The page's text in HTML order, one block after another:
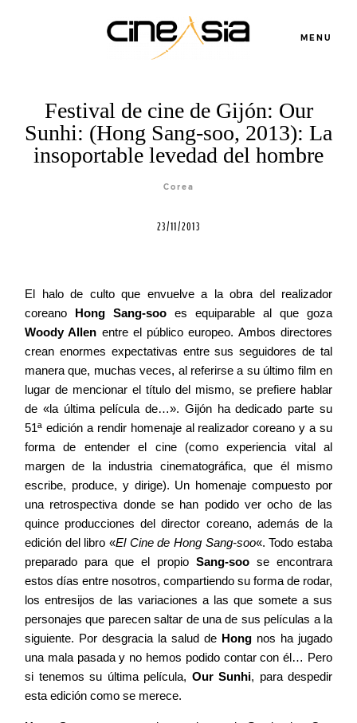
MENU
Festival de cine de Gijón: Our
Sunhi: (Hong Sang-soo, 2013): La
insoportable levedad del hombre
Corea
23/11/2013
El halo de culto que envuelve a la obra del realizador
coreano Hong Sang-soo es equiparable al que goza
Woody Allen entre el público europeo. Ambos directores
crean enormes expectativas entre sus seguidores de tal
manera que, muchas veces, al referirse a su último film en
lugar de mencionar el título del mismo, se prefiere hablar
de «la última película de…». Gijón ha dedicado parte su
51ª edición a rendir homenaje al realizador coreano y a su
forma de entender el cine (como experiencia vital al
margen de la industria cinematográfica, que él mismo
escribe, produce, y dirige). Un homenaje compuesto por
una retrospectiva donde se han podido ver ocho de las
quince producciones del director coreano, además de la
edición del libro «El Cine de Hong Sang-soo«. Todo estaba
preparado para que el propio Sang-soo se encontrara
estos días entre nosotros, compartiendo su forma de rodar,
los entresijos de las variaciones a las que somete a sus
personajes que parecen saltar de una de sus películas a la
siguiente. Por desgracia la salud de Hong nos ha jugado
una mala pasada y no hemos podido contar con él… Pero
si tenemos su última película, Our Sunhi, para despedir
esta edición como se merece.
Servicios
Blog
Agenda
Contacto
©2026 COPYRIGHT FLOTHEMES